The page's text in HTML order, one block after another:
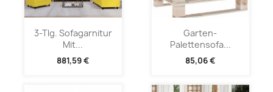
3-Tlg. Sofagarnitur
Mit...
881,59 €
Garten-
Palettensofa...
85,06 €